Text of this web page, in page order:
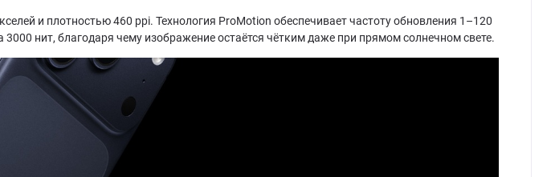
и плотностью 460 ppi. Технология ProMotion обеспечивает частоту обновления 1–120
нит, благодаря чему изображение остаётся чётким даже при прямом солнечном свете.